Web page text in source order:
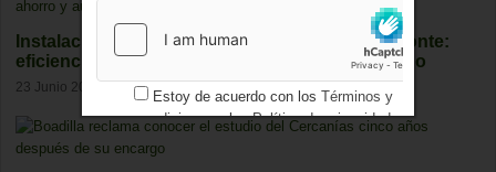
Instalación de placas solares en Boadilla del Monte:
eficiencia, ahorro y autoconsumo bien planteado
23 Junio 2026
Estoy de acuerdo con los Términos y
condicionesy losPolítica de privacidad